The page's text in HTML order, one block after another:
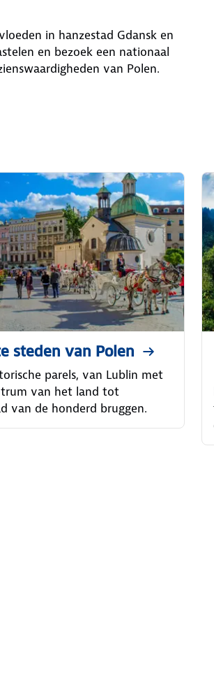
in hanzestad Gdansk en
en bezoek een nationaal
van Polen.
steden van Polen
parels, van Lublin met
van het land tot
van de honderd bruggen.